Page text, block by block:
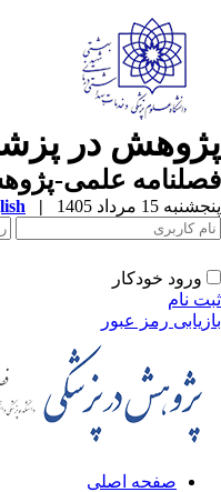
پژوهش در
فصلنامه علمی-
پنجشنبه 15 مرداد 1405 |
ورود خودکار
ثبت نام
بازیابی رمز عبور
صفحه اصلی